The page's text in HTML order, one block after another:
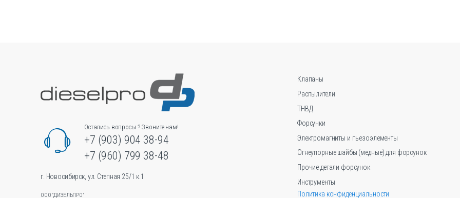
товара.
Остались вопросы ? Звоните нам!
+7 (903) 904 38-94
+7 (960) 799 38-48
г. Новосибирск, ул. Степная 25/1 к.1
ООО "ДИЗЕЛЬПРО"
Клапаны
Распылители
ТНВД
Форсунки
Электромагниты и пьезоэлементы
Огнеупорные шайбы (медные) для форсунок
Прочие детали форсунок
Инструменты
Политика конфиденциальности